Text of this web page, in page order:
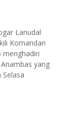
Lanudal
Komandan
menghadiri
yang
Selasa